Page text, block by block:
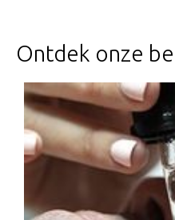
Ontdek onze